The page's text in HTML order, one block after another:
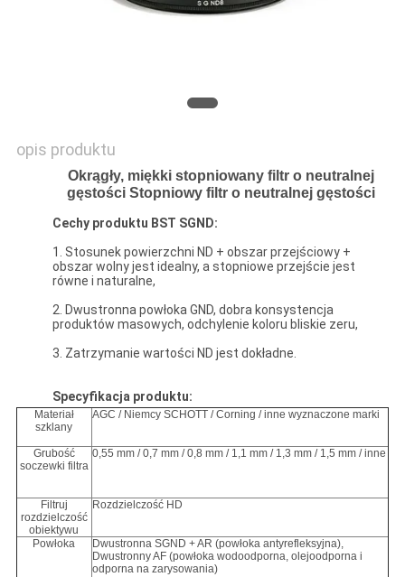
opis produktu
Okrągły, miękki stopniowany filtr o neutralnej
gęstości Stopniowy filtr o neutralnej gęstości
Cechy produktu BST SGND:
1. Stosunek powierzchni ND + obszar przejściowy +
obszar wolny jest idealny, a stopniowe przejście jest
równe i naturalne,
2. Dwustronna powłoka GND, dobra konsystencja
produktów masowych, odchylenie koloru bliskie zeru,
3. Zatrzymanie wartości ND jest dokładne.
Specyfikacja produktu:
Materiał
szklany
AGC / Niemcy SCHOTT / Corning / inne wyznaczone marki
Grubość
soczewki filtra
0,55 mm / 0,7 mm / 0,8 mm / 1,1 mm / 1,3 mm / 1,5 mm / inne
Filtruj
rozdzielczość
obiektywu
Rozdzielczość HD
Powłoka
Dwustronna SGND + AR (powłoka antyrefleksyjna),
Dwustronny AF (powłoka wodoodporna, olejoodporna i
odporna na zarysowania)